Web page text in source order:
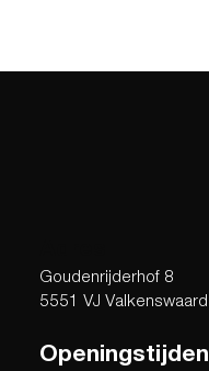
Goudenrijderhof 8
5551 VJ Valkenswaard
Openingstijden